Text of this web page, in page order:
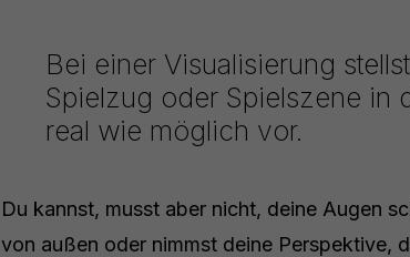
Bei einer Visualisierung
Spielzug oder Spielszene in
real wie möglich vor.
Du kannst, musst aber nicht, deine Augen
von außen oder nimmst deine Perspektive,